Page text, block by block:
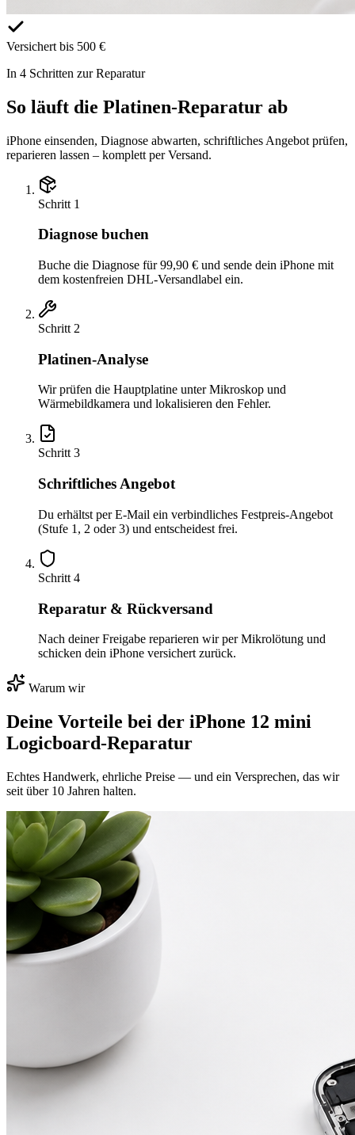
Versichert bis 500 €
In 4 Schritten zur Reparatur
So läuft die Platinen-Reparatur ab
iPhone einsenden, Diagnose abwarten, schriftliches Angebot prüfen,
reparieren lassen – komplett per Versand.
Schritt 1
Diagnose buchen
Buche die Diagnose für 99,90 € und sende dein iPhone mit
dem kostenfreien DHL-Versandlabel ein.
Schritt 2
Platinen-Analyse
Wir prüfen die Hauptplatine unter Mikroskop und
Wärmebildkamera und lokalisieren den Fehler.
Schritt3
Schriftliches Angebot
Du erhältst per E-Mail ein verbindliches Festpreis-Angebot
(Stufe 1, 2 oder 3) und entscheidest frei.
Schritt 4
Reparatur & Rückversand
Nach deiner Freigabe reparieren wir per Mikrolötung und
schicken dein iPhone versichert zurück.
Warum wir
Deine Vorteile bei der iPhone 12 mini
Logicboard-Reparatur
Echtes Handwerk, ehrliche Preise — und ein Versprechen, das wir
seit über 10 Jahren halten.